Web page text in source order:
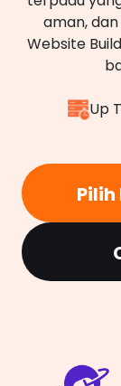
aman, dan
Website
Up